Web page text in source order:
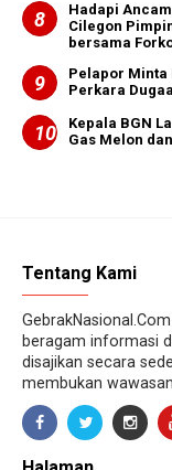
Hadapi
Cilegon
bersama
Pelapor Minta
Perkara
Kepala BGN
Gas Melon
Tentang Kami
beragam informasi
disajikan secara
membukan